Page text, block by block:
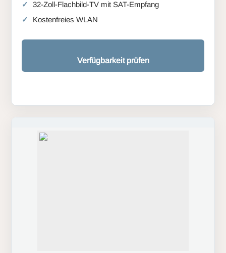
32-Zoll-Flachbild-TV mit SAT-Empfang
Kostenfreies WLAN
Verfügbarkeit prüfen